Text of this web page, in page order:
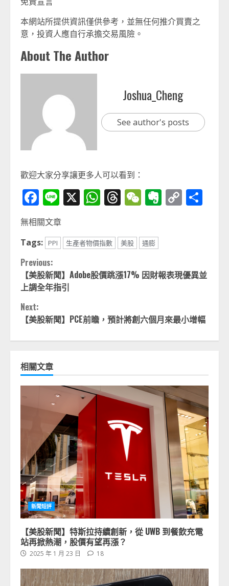
本網站所提供資訊僅供參考，並無任何推介買賣之
意，投資人應自行承擔交易風險。
About The Author
Joshua_Cheng
See author's posts
歡迎大家分享讓更多人可以看到：
Facebook
Line
X WhatsApp
Threads
WeChat
Evernote
Copy
無相關文章
Tags:
PPI 生產者物價指數 美股 通膨
Continue
Reading
Previous:
【美股新聞】Adobe股價跳漲17% 因財報表現優異並
上調全年指引
Next:
【美股新聞】PCE前瞻，預計將創六個月來最小增幅
相關文章
新聞短評
【美股新聞】特斯拉持續創新，從 UWB 到餐飲充電
站再掀熱潮，股價有望再漲？
2025 年 1 月 23 日 18